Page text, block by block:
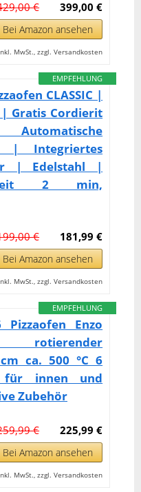
399,00 €
€
Bei Amazon ansehen
MwSt., zzgl. Versandkosten
EMPFEHLUNG
CLASSIC |
| Gratis Cordierit
| Integriertes
| Edelstahl |
2 min,
181,99 €
€
Bei Amazon ansehen
MwSt., zzgl. Versandkosten
EMPFEHLUNG
Pizzaofen Enzo
rotierender
ca. 500 °C 6
für innen und
Zubehör
225,99 €
€
Bei Amazon ansehen
MwSt., zzgl. Versandkosten